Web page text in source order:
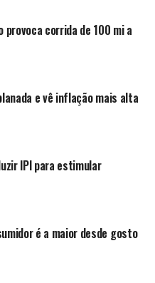
provoca corrida de 100 mi a
e vê inflação mais alta
IPI para estimular
é a maior desde gosto